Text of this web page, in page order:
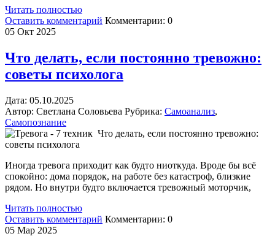
Читать полностью
Оставить комментарий Комментарии: 0
05 Окт 2025
Что делать, если постоянно тревожно:
советы психолога
Дата: 05.10.2025
Автор: Светлана Соловьева Рубрика: Самоанализ,
Самопознание
Что делать, если постоянно тревожно:
советы психолога
Иногда тревога приходит как будто ниоткуда. Вроде бы всё
спокойно: дома порядок, на работе без катастроф, близкие
рядом. Но внутри будто включается тревожный моторчик,
Читать полностью
Оставить комментарий Комментарии: 0
05 Мар 2025